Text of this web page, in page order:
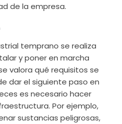
de la empresa.
temprano se realiza
y poner en marcha
valora qué requisitos se
dar el siguiente paso en
es necesario hacer
Por ejemplo,
sustancias peligrosas,